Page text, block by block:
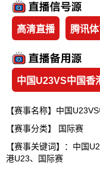
高清直播 腾讯
中国U23VS中国香
【赛事名称】中国
【赛事分类】
国际赛
【赛事关键词】：中国
港U23、国际赛